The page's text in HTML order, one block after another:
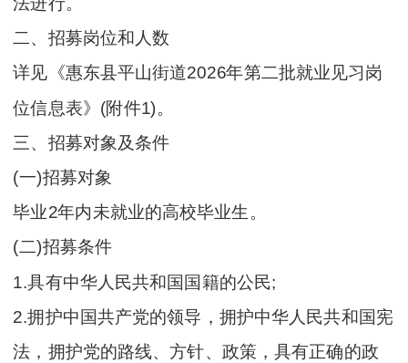
二、招募岗位和人数
详见《惠东县平山街道2026年第二批就业见习岗
位信息表》(附件1)。
三、招募对象及条件
(一)招募对象
毕业2年内未就业的高校毕业生。
(二)招募条件
1.具有中华人民共和国国籍的公民;
2.拥护中国共产党的领导，拥护中华人民共和国宪
法，拥护党的路线、方针、政策，具有正确的政